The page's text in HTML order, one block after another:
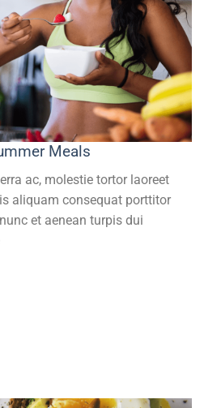
Meals
ac, molestie tortor laoreet
aliquam consequat porttitor
et aenean turpis dui